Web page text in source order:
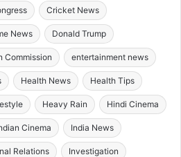
Cricket News
News Donald Trump
Commission entertainment news
Health News Health Tips
Heavy Rain Hindi Cinema
Cinema India News
Relations Investigation